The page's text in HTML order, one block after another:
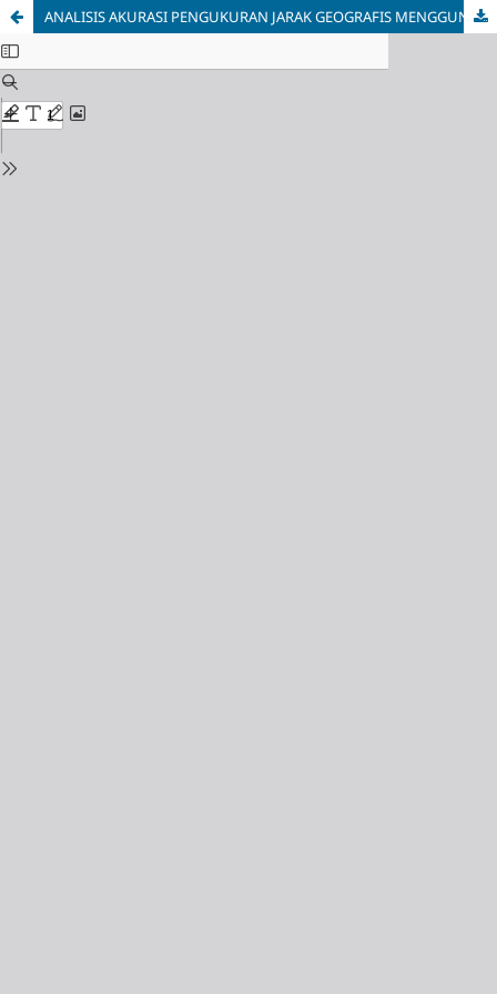
ANALISIS AKURASI PENGUKURAN JARAK GEOGRAFIS MENGGUNAKAN MODUL GPS GY-NEO6MV2 BERBASIS ESP32